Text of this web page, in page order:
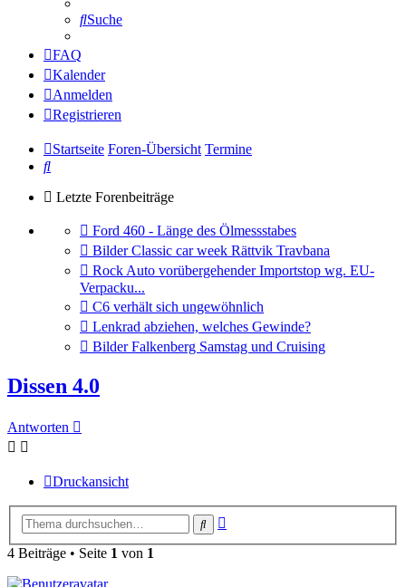
Suche
FAQ
Kalender
Anmelden
Registrieren
Startseite Foren-Übersicht Termine
Suche
Letzte Forenbeiträge
Gehe
zum
letzten
Beitrag
Ford 460 - Länge des Ölmessstabes
Gehe
zum
letzten
Beitrag
Bilder Classic car week Rättvik Travbana
Gehe
zum
letzten
Beitrag
Rock Auto vorübergehender Importstop wg. EU-
Verpacku...
Gehe
zum
letzten
Beitrag
C6 verhält sich ungewöhnlich
Gehe
zum
letzten
Lenkrad abziehen, welches Gewinde?
Gehe
letzten
Beitrag
Bilder Falkenberg Samstag und Cruising
Dissen 4.0
Antworten
Druckansicht
Suche
4 Beiträge • Seite 1 von 1